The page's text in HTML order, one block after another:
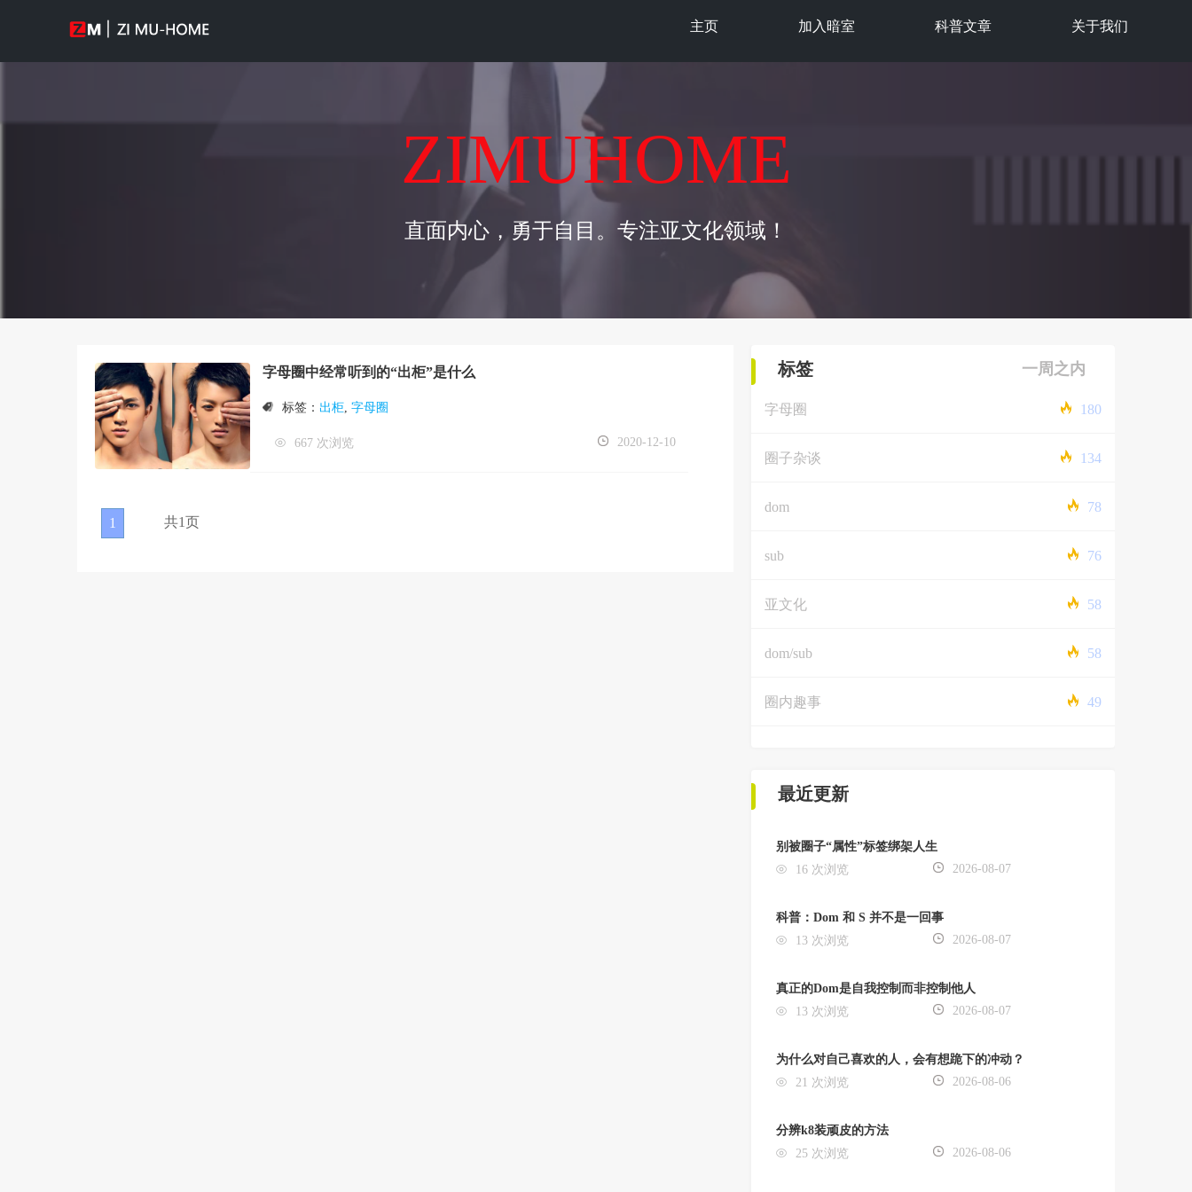
主页 加入暗室 科普文章 关于我们
ZIMUHOME
直面内心，勇于自目。专注亚文化领域！
字母圈中经常听到的“出柜”是什么
标签： 出柜 字母圈
667 次浏览 2020-12-10
1 共1页
标签 一周之内
字母圈 180
圈子杂谈 134
dom 78
sub 76
亚文化 58
dom/sub 58
圈内趣事 49
最近更新
别被圈子“属性”标签绑架人生
16 次浏览
2026-08-07
科普：Dom 和 S 并不是一回事
13 次浏览
2026-08-07
真正的Dom是自我控制而非控制他人
13 次浏览
2026-08-07
为什么对自己喜欢的人，会有想跪下的冲动？
21 次浏览
2026-08-06
分辨k8装顽皮的方法
25 次浏览
2026-08-06